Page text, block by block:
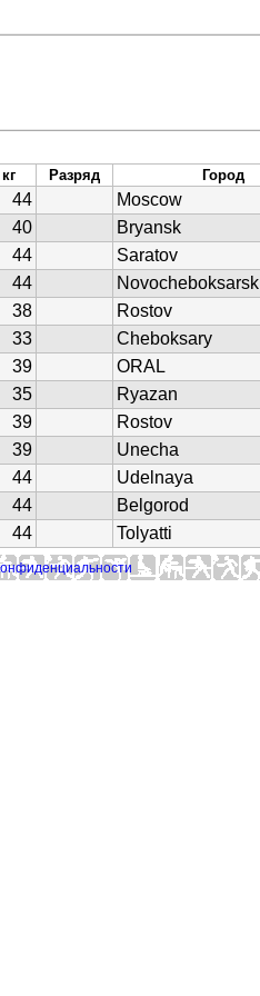
Разряд Город
44 Moscow
40 Bryansk
44 Saratov
44 Novocheboksarsk
38 Rostov
33 Cheboksary
39 ORAL
35 Ryazan
39 Rostov
39 Unecha
44 Udelnaya
44 Belgorod
44 Tolyatti